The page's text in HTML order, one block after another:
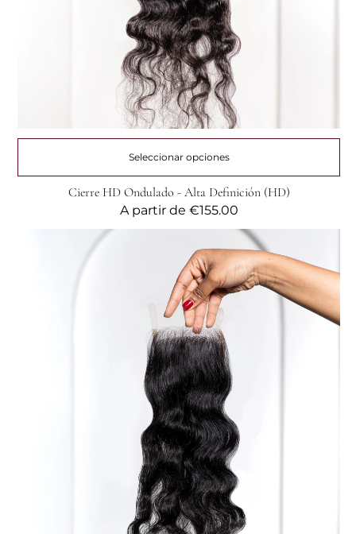
Seleccionar opciones
Cierre HD Ondulado - Alta Definición (HD)
Precio
habitual
A partir de €155.00